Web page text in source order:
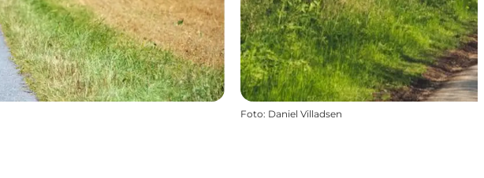
Foto: Daniel Villadsen